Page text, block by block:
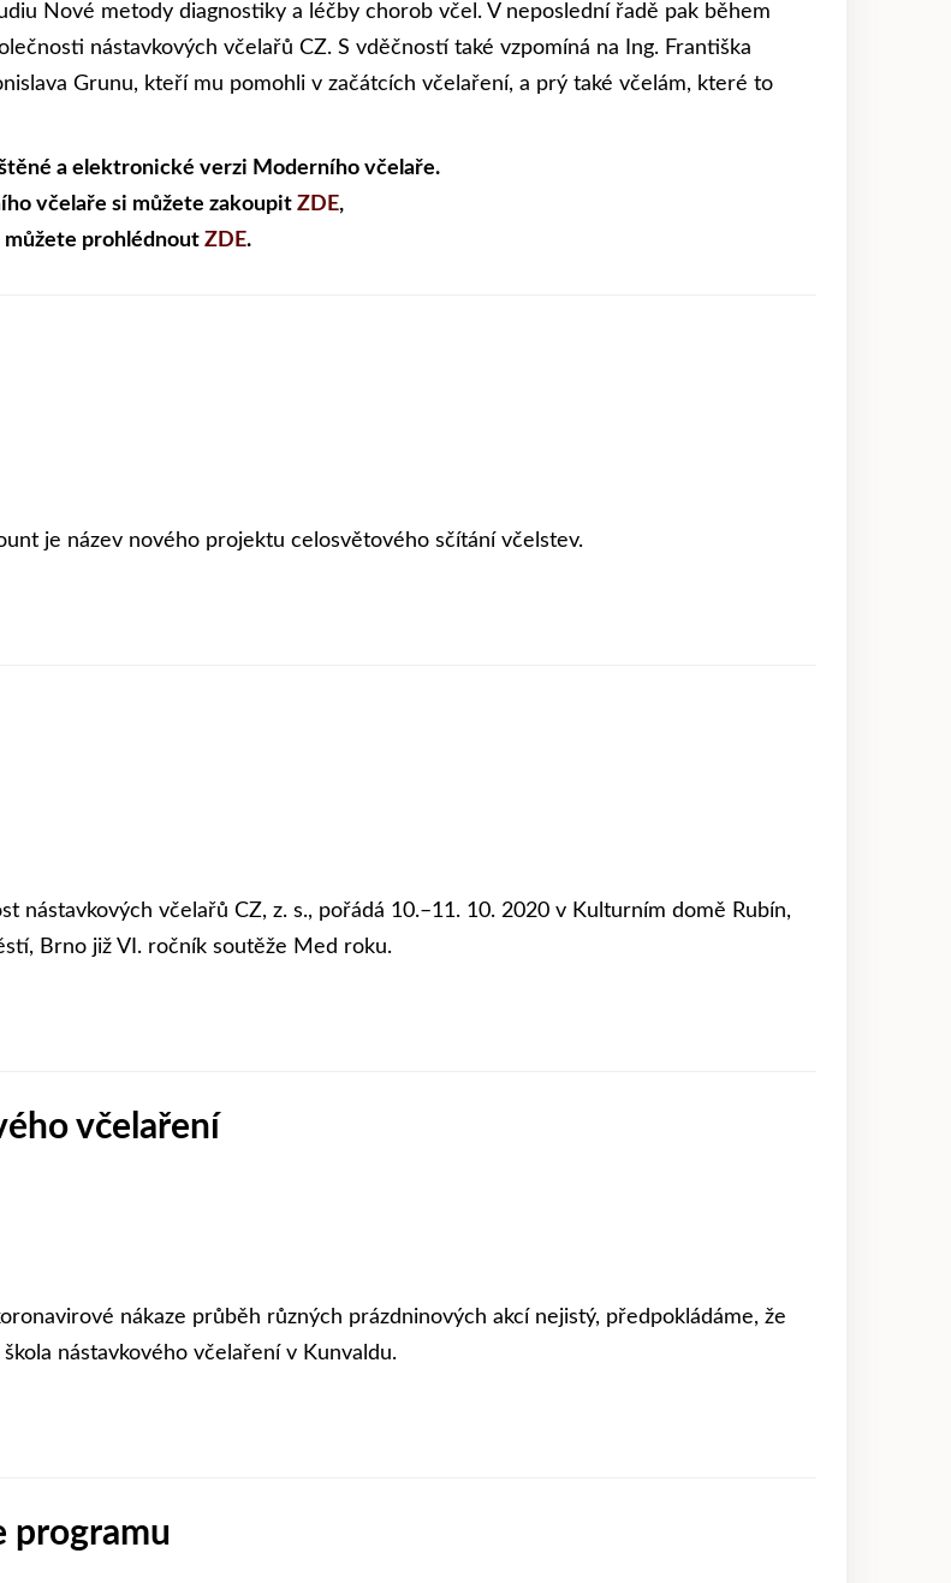
Nové metody diagnostiky a léčby chorob včel. V neposlední řadě pak během
nástavkových včelařů CZ. S vděčností také vzpomíná na Ing. Františka
Grunu, kteří mu pomohli v začátcích včelaření, a prý také včelám, které to
a elektronické verzi Moderního včelaře.
včelaře si můžete zakoupit ZDE,
můžete prohlédnout ZDE.
je název nového projektu celosvětového sčítání včelstev.
nástavkových včelařů CZ, z. s., pořádá 10.–11. 10. 2020 v Kulturním domě Rubín,
Brno již VI. ročník soutěže Med roku.
včelaření
nákaze průběh různých prázdninových akcí nejistý, předpokládáme, že
nástavkového včelaření v Kunvaldu.
programu